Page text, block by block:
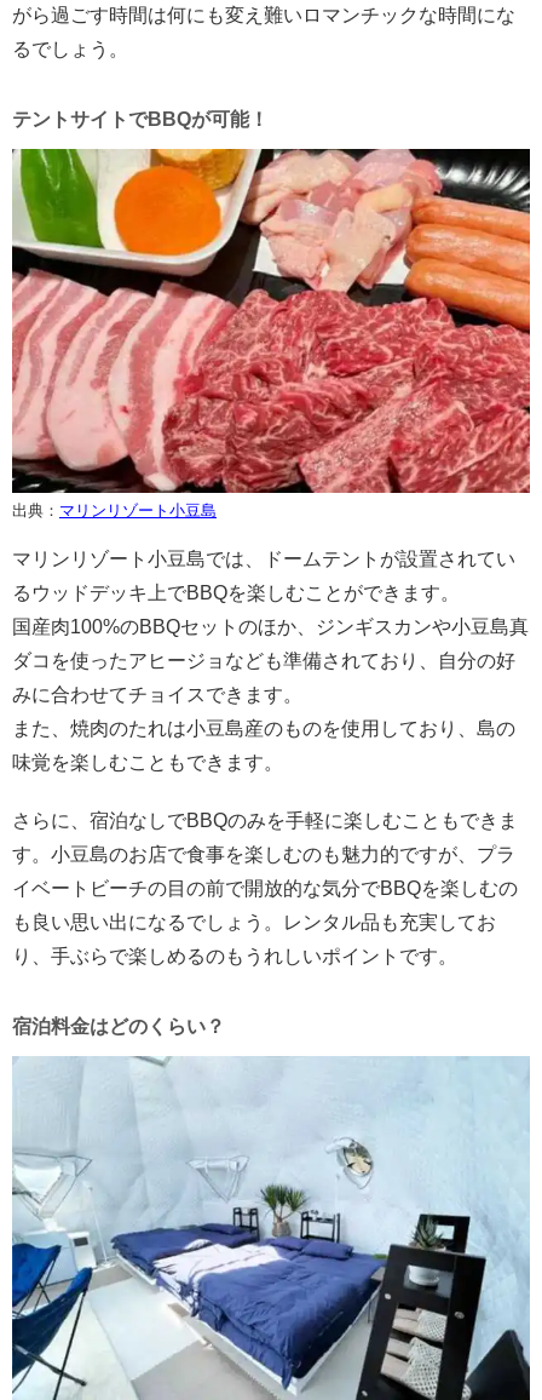
がら過ごす時間は何にも変え難いロマンチックな時間にな
るでしょう。
テントサイトでBBQが可能！
出典： マリンリゾート小豆島
マリンリゾート小豆島では、ドームテントが設置されてい
るウッドデッキ上でBBQを楽しむことができます。
国産肉100%のBBQセットのほか、ジンギスカンや小豆島真
ダコを使ったアヒージョなども準備されており、自分の好
みに合わせてチョイスできます。
また、焼肉のたれは小豆島産のものを使用しており、島の
味覚を楽しむこともできます。
さらに、宿泊なしでBBQのみを手軽に楽しむこともできま
す。小豆島のお店で食事を楽しむのも魅力的ですが、プラ
イベートビーチの目の前で開放的な気分でBBQを楽しむの
も良い思い出になるでしょう。レンタル品も充実してお
り、手ぶらで楽しめるのもうれしいポイントです。
宿泊料金はどのくらい？